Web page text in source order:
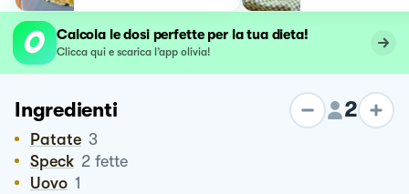
Calcola le dosi perfette per la tua dieta!
Clicca qui e scarica l’app olivia!
Ingredienti 2
Patate 3
Speck 2 fette
Uovo 1